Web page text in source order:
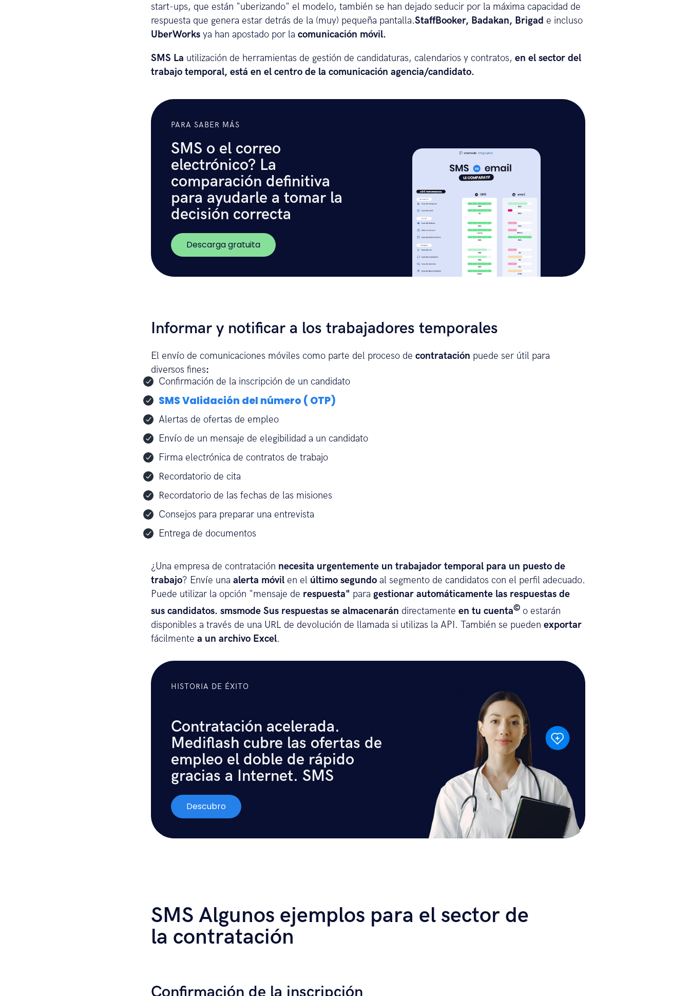
start-ups, que están "uberizando" el modelo, también se han dejado seducir por la máxima capacidad de
respuesta que genera estar detrás de la (muy) pequeña pantalla.StaffBooker, Badakan, Brigad e incluso
UberWorksya han apostado por la comunicación móvil.
SMS La utilización de herramientas de gestión de candidaturas, calendarios y contratos, en el sector del
trabajo temporal, está en el centro de la comunicación agencia/candidato.
PARA SABER MÁS
SMS o el correo
electrónico? La
comparación definitiva
para ayudarle a tomar la
decisión correcta
Descarga gratuita
Informar y notificar a los trabajadores temporales
El envío de comunicaciones móviles como parte del proceso de contratación puede ser útil para
diversos fines:
Confirmación de la inscripción de un candidato
SMS Validación del número ( OTP)
Alertas de ofertas de empleo
Envío de un mensaje de elegibilidad a un candidato
Firma electrónica de contratos de trabajo
Recordatorio de cita
Recordatorio de las fechas de las misiones
Consejos para preparar una entrevista
Entrega de documentos
¿Una empresa de contratación necesita urgentemente un trabajador temporal para un puesto de
trabajo? Envíe una alerta móvil en el último segundo al segmento de candidatos con el perfil adecuado.
Puede utilizar la opción "mensaje de respuesta" para gestionar automáticamente las respuestas de
sus candidatos. smsmode Sus respuestas se almacenarán directamente en tu cuenta©o estarán
disponibles a través de una URL de devolución de llamada si utilizas la API. También se pueden exportar
fácilmente a un archivo Excel.
HISTORIA DE ÉXITO
Contratación acelerada.
Mediflash cubre las ofertas de
empleo el doble de rápido
gracias a Internet. SMS
Descubro
SMS Algunos ejemplos para el sector de
la contratación
Confirmación de la inscripción